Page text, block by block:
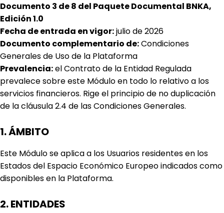
Documento 3 de 8 del Paquete Documental BNKA,
Edición 1.0
Fecha de entrada en vigor:julio de 2026
Documento complementario de:Condiciones
Generales de Uso de la Plataforma
Prevalencia:el Contrato de la Entidad Regulada
prevalece sobre este Módulo en todo lo relativo a los
servicios financieros. Rige el principio de no duplicación
de la cláusula 2.4 de las Condiciones Generales.
1. ÁMBITO
Este Módulo se aplica a los Usuarios residentes en los
Estados del Espacio Económico Europeo indicados como
disponibles en la Plataforma.
2. ENTIDADES